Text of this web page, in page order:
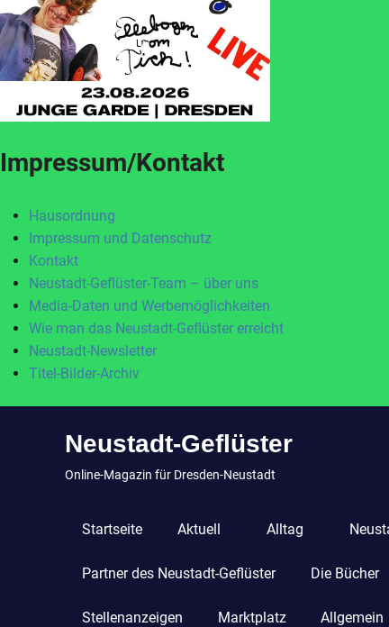
Impressum/Kontakt
Hausordnung
Impressum und Datenschutz
Kontakt
Neustadt-Geflüster-Team – über uns
Media-Daten und Werbemöglichkeiten
Wie man das Neustadt-Geflüster erreicht
Neustadt-Newsletter
Titel-Bilder-Archiv
Neustadt-Geflüster
Online-Magazin für Dresden-Neustadt
Startseite Aktuell Alltag
Partner des Neustadt-Geflüster Die Bücher
Stellenanzeigen Marktplatz Allgemein